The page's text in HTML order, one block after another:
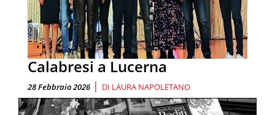
Calabresi a Lucerna
28 Febbraio 2026 | DI LAURA NAPOLETANO